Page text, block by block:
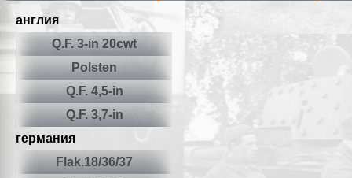
англия
Q.F. 3-in 20cwt
Polsten
Q.F. 4,5-in
Q.F. 3,7-in
германия
Flak.18/36/37